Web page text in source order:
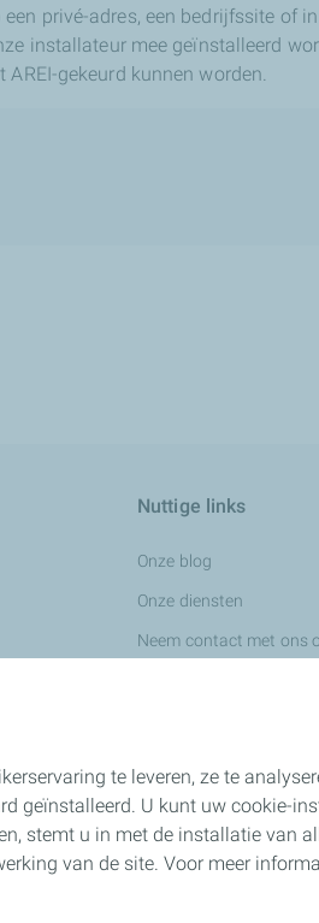
privé-adres, een bedrijfssite of
installateur mee geïnstalleerd
gekeurd kunnen worden.
industrie
Nuttige links
Onze blog
Onze diensten
Neem contact met ons
te leveren, ze te
geïnstalleerd. U kunt uw cookie-
stemt u in met de installatie van
van de site. Voor meer